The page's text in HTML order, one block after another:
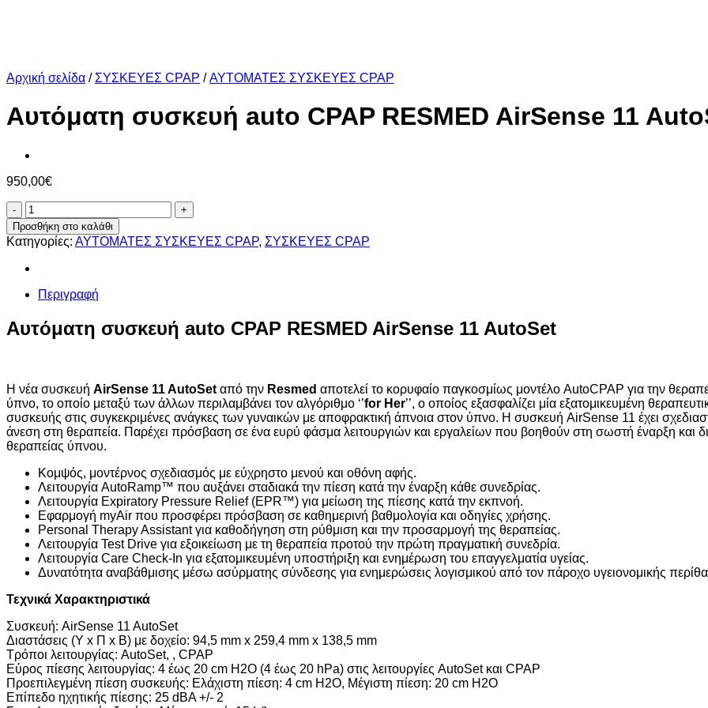
Αρχική σελίδα / ΣΥΣΚΕΥΕΣ CPAP / ΑΥΤΟΜΑΤΕΣ ΣΥΣΚΕΥΕΣ CPAP
Αυτόματη συσκευή auto CPAP RESMED AirSense 11
950,00€
Αυτόματη
συσκευή
auto
CPAP
RESMED
11
ποσότητα
Προσθήκη στο καλάθι
Κατηγορίες: ΑΥΤΟΜΑΤΕΣ ΣΥΣΚΕΥΕΣ CPAP, ΣΥΣΚΕΥΕΣ CPAP
Περιγραφή
Αυτόματη συσκευή auto CPAP RESMED AirSense 11 AutoSet
Η νέα συσκευή AirSense 11 AutoSet από την Resmed αποτελεί το κορυφαίο παγκοσμίως μοντέλο AutoCPAP για την
ύπνο, το οποίο μεταξύ των άλλων περιλαμβάνει τον αλγόριθμο ‘’for Her’’, ο οποίος εξασφαλίζει μία εξατομικευμένη
συσκευής στις συγκεκριμένες ανάγκες των γυναικών με αποφρακτική άπνοια στον ύπνο. Η συσκευή AirSense 11 έχει
άνεση στη θεραπεία. Παρέχει πρόσβαση σε ένα ευρύ φάσμα λειτουργιών και εργαλείων που βοηθούν στη σωστή έναρξη και
θεραπείας ύπνου.
Κομψός, μοντέρνος σχεδιασμός με εύχρηστο μενού και οθόνη αφής.
Λειτουργία AutoRamp™ που αυξάνει σταδιακά την πίεση κατά την έναρξη κάθε συνεδρίας.
Λειτουργία Expiratory Pressure Relief (EPR™) για μείωση της πίεσης κατά την εκπνοή.
Εφαρμογή myAir που προσφέρει πρόσβαση σε καθημερινή βαθμολογία και οδηγίες χρήσης.
Personal Therapy Assistant για καθοδήγηση στη ρύθμιση και την προσαρμογή της θεραπείας.
Λειτουργία Test Drive για εξοικείωση με τη θεραπεία προτού την πρώτη πραγματική συνεδρία.
Λειτουργία Care Check-In για εξατομικευμένη υποστήριξη και ενημέρωση του επαγγελματία υγείας.
Δυνατότητα αναβάθμισης μέσω ασύρματης σύνδεσης για ενημερώσεις λογισμικού από τον πάροχο υγειονομικής
Τεχνικά Χαρακτηριστικά
Συσκευή: AirSense 11 AutoSet
Διαστάσεις (Υ x Π x Β) με δοχείο: 94,5 mm x 259,4 mm x 138,5 mm
Τρόποι λειτουργίας: AutoSet, , CPAP
Εύρος πίεσης λειτουργίας: 4 έως 20 cm H2O (4 έως 20 hPa) στις λειτουργίες AutoSet και CPAP
Προεπιλεγμένη πίεση συσκευής: Ελάχιστη πίεση: 4 cm H2O, Μέγιστη πίεση: 20 cm H2O
Επίπεδο ηχητικής πίεσης: 25 dBA +/- 2